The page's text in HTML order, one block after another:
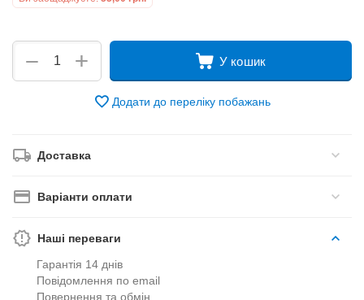
+
− У кошик
Додати до переліку побажань
Доставка
Варіанти оплати
Наші переваги
Гарантія 14 днів
Повідомлення по email
Повернення та обмін